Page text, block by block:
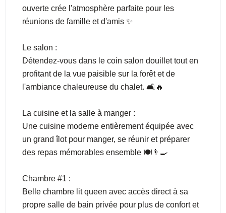
ouverte crée l'atmosphère parfaite pour les
réunions de famille et d'amis ✨
Le salon :
Détendez-vous dans le coin salon douillet tout en
profitant de la vue paisible sur la forêt et de
l'ambiance chaleureuse du chalet. 🛋️🔥
La cuisine et la salle à manger :
Une cuisine moderne entièrement équipée avec
un grand îlot pour manger, se réunir et préparer
des repas mémorables ensemble 🍽️👨‍🍳
Chambre #1 :
Belle chambre lit queen avec accès direct à sa
propre salle de bain privée pour plus de confort et